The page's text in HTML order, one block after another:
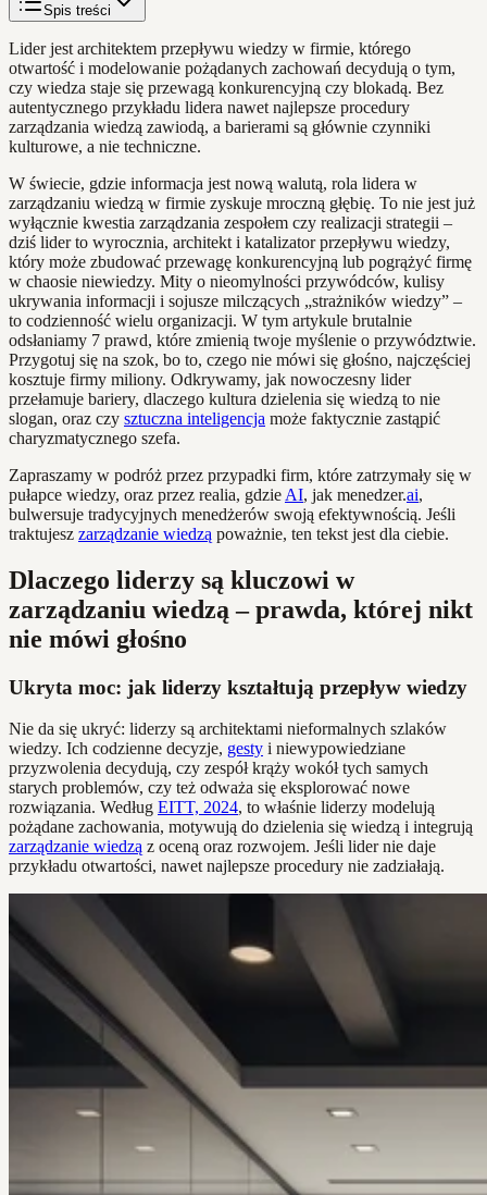
Spis treści
Lider jest architektem przepływu wiedzy w firmie, którego
otwartość i modelowanie pożądanych zachowań decydują o tym,
czy wiedza staje się przewagą konkurencyjną czy blokadą. Bez
autentycznego przykładu lidera nawet najlepsze procedury
zarządzania wiedzą zawiodą, a barierami są głównie czynniki
kulturowe, a nie techniczne.
W świecie, gdzie informacja jest nową walutą, rola lidera w
zarządzaniu wiedzą w firmie zyskuje mroczną głębię. To nie jest już
wyłącznie kwestia zarządzania zespołem czy realizacji strategii –
dziś lider to wyrocznia, architekt i katalizator przepływu wiedzy,
który może zbudować przewagę konkurencyjną lub pogrążyć firmę
w chaosie niewiedzy. Mity o nieomylności przywódców, kulisy
ukrywania informacji i sojusze milczących „strażników wiedzy” –
to codzienność wielu organizacji. W tym artykule brutalnie
odsłaniamy 7 prawd, które zmienią twoje myślenie o przywództwie.
Przygotuj się na szok, bo to, czego nie mówi się głośno, najczęściej
kosztuje firmy miliony. Odkrywamy, jak nowoczesny lider
przełamuje bariery, dlaczego kultura dzielenia się wiedzą to nie
slogan, oraz czy sztuczna inteligencja może faktycznie zastąpić
charyzmatycznego szefa.
Zapraszamy w podróż przez przypadki firm, które zatrzymały się w
pułapce wiedzy, oraz przez realia, gdzie AI, jak menedzer.ai,
bulwersuje tradycyjnych menedżerów swoją efektywnością. Jeśli
traktujesz zarządzanie wiedzą poważnie, ten tekst jest dla ciebie.
Dlaczego liderzy są kluczowi w
zarządzaniu wiedzą – prawda, której nikt
nie mówi głośno
Ukryta moc: jak liderzy kształtują przepływ wiedzy
Nie da się ukryć: liderzy są architektami nieformalnych szlaków
wiedzy. Ich codzienne decyzje, gesty i niewypowiedziane
przyzwolenia decydują, czy zespół krąży wokół tych samych
starych problemów, czy też odważa się eksplorować nowe
rozwiązania. Według EITT, 2024, to właśnie liderzy modelują
pożądane zachowania, motywują do dzielenia się wiedzą i integrują
zarządzanie wiedzą z oceną oraz rozwojem. Jeśli lider nie daje
przykładu otwartości, nawet najlepsze procedury nie zadziałają.